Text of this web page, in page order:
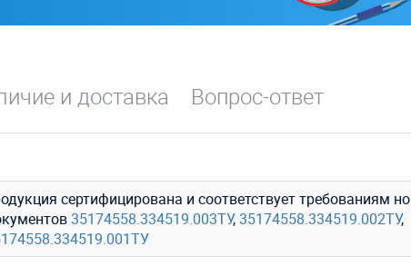
и доставка Вопрос-ответ
сертифицирована и соответствует требованиям
35174558.334519.003ТУ,35174558.334519.002ТУ,